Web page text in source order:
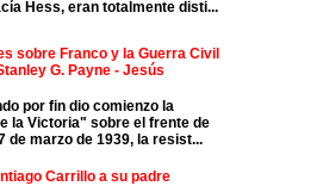
Hess, eran totalmente disti...
sobre Franco y la Guerra Civil
G. Payne - Jesús
fin dio comienzo la
la Victoria" sobre el frente de
de marzo de 1939, la resist...
Carrillo a su padre